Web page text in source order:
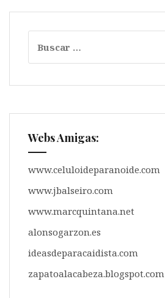
p k m
Webs Amigas:
www.celuloideparanoide.com
www.jbalseiro.com
www.marcquintana.net
alonsogarzon.es
ideasdeparacaidista.com
zapatoalacabeza.blogspot.com